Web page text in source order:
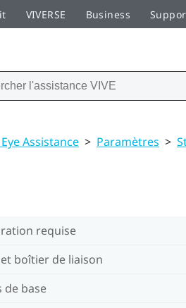
VIVERSE Business
Assistance > Paramètres >
requise
boîtier de liaison
de base